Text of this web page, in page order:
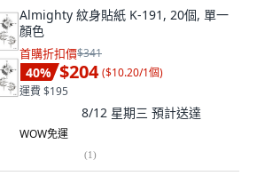
Almighty 紋身貼紙 K-191, 20個, 單一
顏色
首購折扣價$341
40% $204 ($10.20/1個)
運費 $195
8/12 星期三 預計送達
WOW免運
(1)